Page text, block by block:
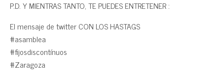
P.D. Y MIENTRAS TANTO, TE PUEDES ENTRETENER :
El mensaje de twitter CON LOS HASTAGS
#asamblea
#fijosdiscontínuos
#Zaragoza